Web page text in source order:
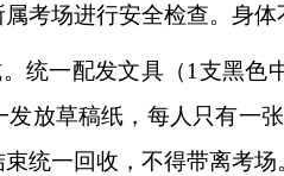
考场进行安全检查。身体
统一配发文具（1支黑
放草稿纸，每人只有一
统一回收，不得带离考场